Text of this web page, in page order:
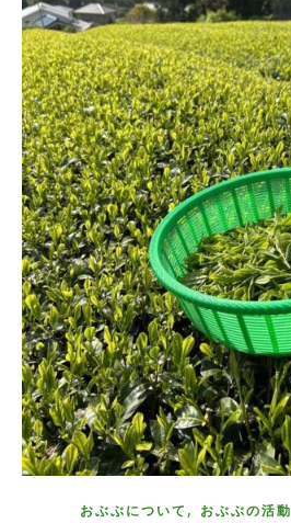
おぶぶについて , おぶぶの活動